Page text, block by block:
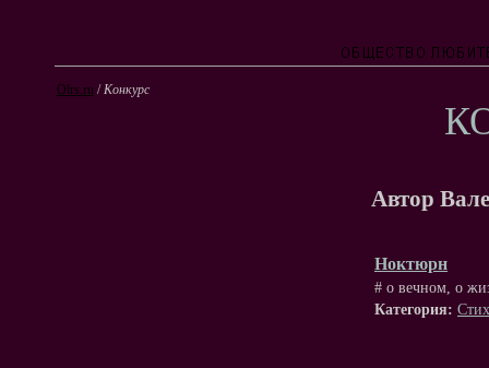
Olrs.ru /Конкурс
Автор
Ноктюрн
# о вечном, о
Категория: